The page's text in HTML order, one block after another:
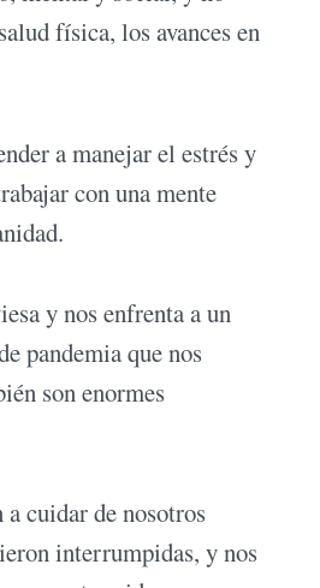
física, los avances en
a manejar el estrés y
con una mente
y nos enfrenta a un
pandemia que nos
son enormes
cuidar de nosotros
interrumpidas, y nos